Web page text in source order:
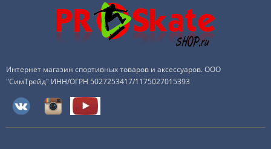
Интернет магазин спортивных товаров и аксессуаров. ООО
"СимТрейд" ИНН/ОГРН 5027253417/1175027015393